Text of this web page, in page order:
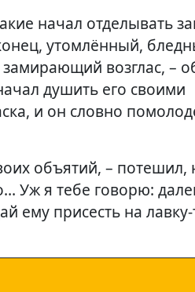
начал отделывать
утомлённый,
возглас, –
душить его своими
и он словно
объятий, – потешил,
Уж я тебе говорю:
ему присесть на